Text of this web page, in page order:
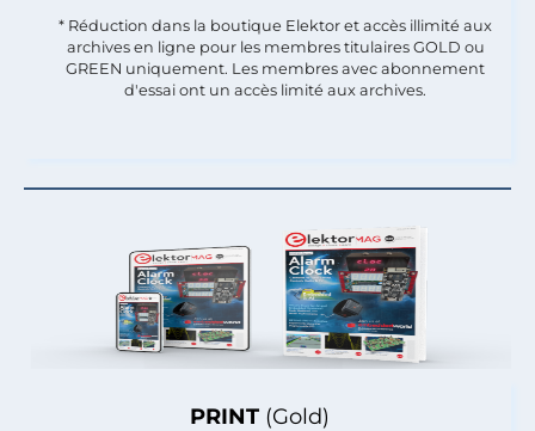
PRINT (Gold)
* Réduction dans la boutique Elektor et accès illimité aux
archives en ligne pour les membres titulaires GOLD ou
GREEN uniquement. Les membres avec abonnement
d'essai ont un accès limité aux archives.